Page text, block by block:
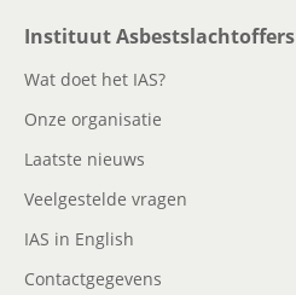
Instituut Asbestslachtoffers
Wat doet het IAS?
Onze organisatie
Laatste nieuws
Veelgestelde vragen
IAS in English
Contactgegevens